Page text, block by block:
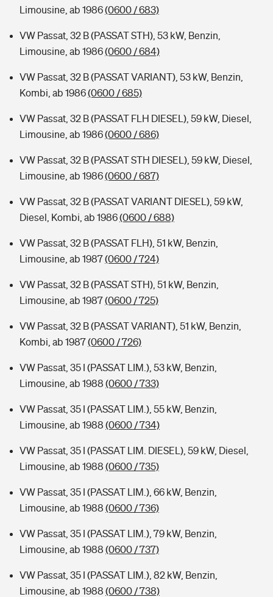
Limousine, ab 1986(0600 / 683)
VW Passat, 32 B (PASSAT STH), 53 kW, Benzin,
Limousine, ab 1986(0600 / 684)
VW Passat, 32 B (PASSAT VARIANT), 53 kW, Benzin,
Kombi, ab 1986(0600 / 685)
VW Passat, 32 B (PASSAT FLH DIESEL), 59 kW, Diesel,
Limousine, ab 1986(0600 / 686)
VW Passat, 32 B (PASSAT STH DIESEL), 59 kW, Diesel,
Limousine, ab 1986(0600 / 687)
VW Passat, 32 B (PASSAT VARIANT DIESEL), 59 kW,
Diesel, Kombi, ab 1986(0600 / 688)
VW Passat, 32 B (PASSAT FLH), 51 kW, Benzin,
Limousine, ab 1987(0600 / 724)
VW Passat, 32 B (PASSAT STH), 51 kW, Benzin,
Limousine, ab 1987(0600 / 725)
VW Passat, 32 B (PASSAT VARIANT), 51 kW, Benzin,
Kombi, ab 1987(0600 / 726)
VW Passat, 35 I (PASSAT LIM.), 53 kW, Benzin,
Limousine, ab 1988 (0600 / 733)
VW Passat, 35 I (PASSAT LIM.), 55 kW, Benzin,
Limousine, ab 1988 (0600 / 734)
VW Passat, 35 I (PASSAT LIM. DIESEL), 59 kW, Diesel,
Limousine, ab 1988 (0600 / 735)
VW Passat, 35 I (PASSAT LIM.), 66 kW, Benzin,
Limousine, ab 1988 (0600 / 736)
VW Passat, 35 I (PASSAT LIM.), 79 kW, Benzin,
Limousine, ab 1988 (0600 / 737)
VW Passat, 35 I (PASSAT LIM.), 82 kW, Benzin,
Limousine, ab 1988 (0600 / 738)